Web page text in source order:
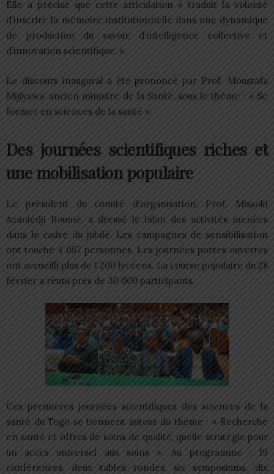
Elle a précisé que cette articulation « traduit la volonté
d’inscrire la mémoire institutionnelle dans une dynamique
de production du savoir, d’intelligence collective et
d’innovation scientifique. »
Le discours inaugural a été prononcé par Prof. Moustafa
Mijiyawa, ancien ministre de la Santé, sous le thème : « Se
former en sciences de la santé ».
Des journées scientifiques riches et
une mobilisation populaire
Le président du comité d’organisation, Prof. Missoki
Azanlédji Boumé, a dressé le bilan des activités menées
dans le cadre du jubilé. Les campagnes de sensibilisation
ont touché 4 057 personnes. Les journées portes ouvertes
ont accueilli plus de 1 200 lycéens. La course populaire du 28
février a réuni près de 30 000 participants.
Ces premières journées scientifiques des sciences de la
santé du Togo se tiennent autour du thème : « Recherche
en santé et offres de soins de qualité, quelle stratégie pour
un accès universel aux soins ». Au programme : 19
conférences, deux tables rondes, six symposiums, dix